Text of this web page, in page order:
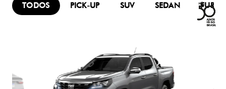
TODOS PICK-UP SUV SEDAN